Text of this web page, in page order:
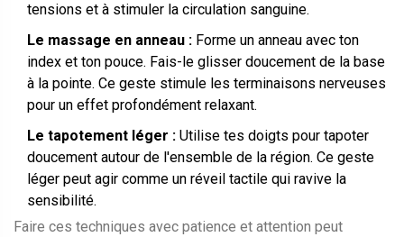
tensions et à stimuler la circulation sanguine.
Le massage en anneau : Forme un anneau avec ton
index et ton pouce. Fais-le glisser doucement de la base
à la pointe. Ce geste stimule les terminaisons nerveuses
pour un effet profondément relaxant.
Le tapotement léger : Utilise tes doigts pour tapoter
doucement autour de l'ensemble de la région. Ce geste
léger peut agir comme un réveil tactile qui ravive la
sensibilité.
Faire ces techniques avec patience et attention peut